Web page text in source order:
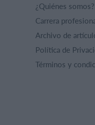
¿Quiénes somos?
Carrera
Archivo de
Política de
Términos y